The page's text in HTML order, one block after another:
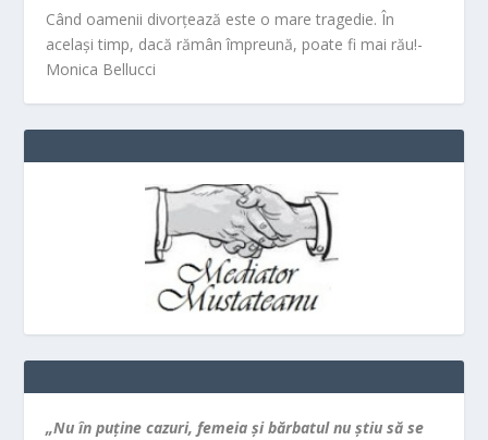
Când oamenii divorțează este o mare tragedie. În
același timp, dacă rămân împreună, poate fi mai rău!-
Monica Bellucci
„Nu în puţine cazuri, femeia şi bărbatul nu ştiu să se